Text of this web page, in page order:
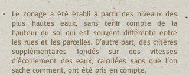
Le zonage a été établi à partir des niveaux des
plus hautes eaux, sans tenir compte de la
hauteur du sol qui est souvent différente entre
les rues et les parcelles. D’autre part, des critères
supplémentaires fondés sur des vitesses
d’écoulement des eaux, calculées sans que l’on
sache comment, ont été pris en compte.